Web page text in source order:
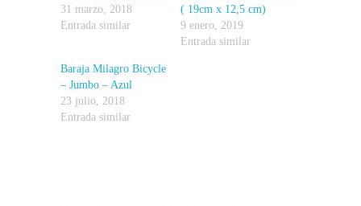
31 marzo, 2018
Entrada similar
( 19cm x 12,5 cm)
9 enero, 2019
Entrada similar
Baraja Milagro Bicycle
– Jumbo – Azul
23 julio, 2018
Entrada similar